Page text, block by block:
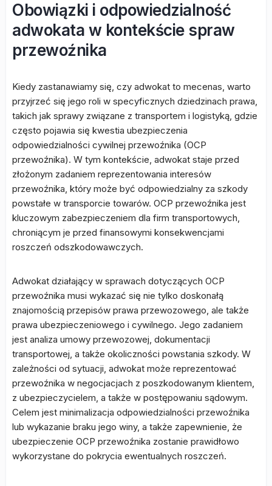
Obowiązki i odpowiedzialność
adwokata w kontekście spraw
przewoźnika
Kiedy zastanawiamy się, czy adwokat to mecenas, warto
przyjrzeć się jego roli w specyficznych dziedzinach prawa,
takich jak sprawy związane z transportem i logistyką, gdzie
często pojawia się kwestia ubezpieczenia
odpowiedzialności cywilnej przewoźnika (OCP
przewoźnika). W tym kontekście, adwokat staje przed
złożonym zadaniem reprezentowania interesów
przewoźnika, który może być odpowiedzialny za szkody
powstałe w transporcie towarów. OCP przewoźnika jest
kluczowym zabezpieczeniem dla firm transportowych,
chroniącym je przed finansowymi konsekwencjami
roszczeń odszkodowawczych.
Adwokat działający w sprawach dotyczących OCP
przewoźnika musi wykazać się nie tylko doskonałą
znajomością przepisów prawa przewozowego, ale także
prawa ubezpieczeniowego i cywilnego. Jego zadaniem
jest analiza umowy przewozowej, dokumentacji
transportowej, a także okoliczności powstania szkody. W
zależności od sytuacji, adwokat może reprezentować
przewoźnika w negocjacjach z poszkodowanym klientem,
z ubezpieczycielem, a także w postępowaniu sądowym.
Celem jest minimalizacja odpowiedzialności przewoźnika
lub wykazanie braku jego winy, a także zapewnienie, że
ubezpieczenie OCP przewoźnika zostanie prawidłowo
wykorzystane do pokrycia ewentualnych roszczeń.